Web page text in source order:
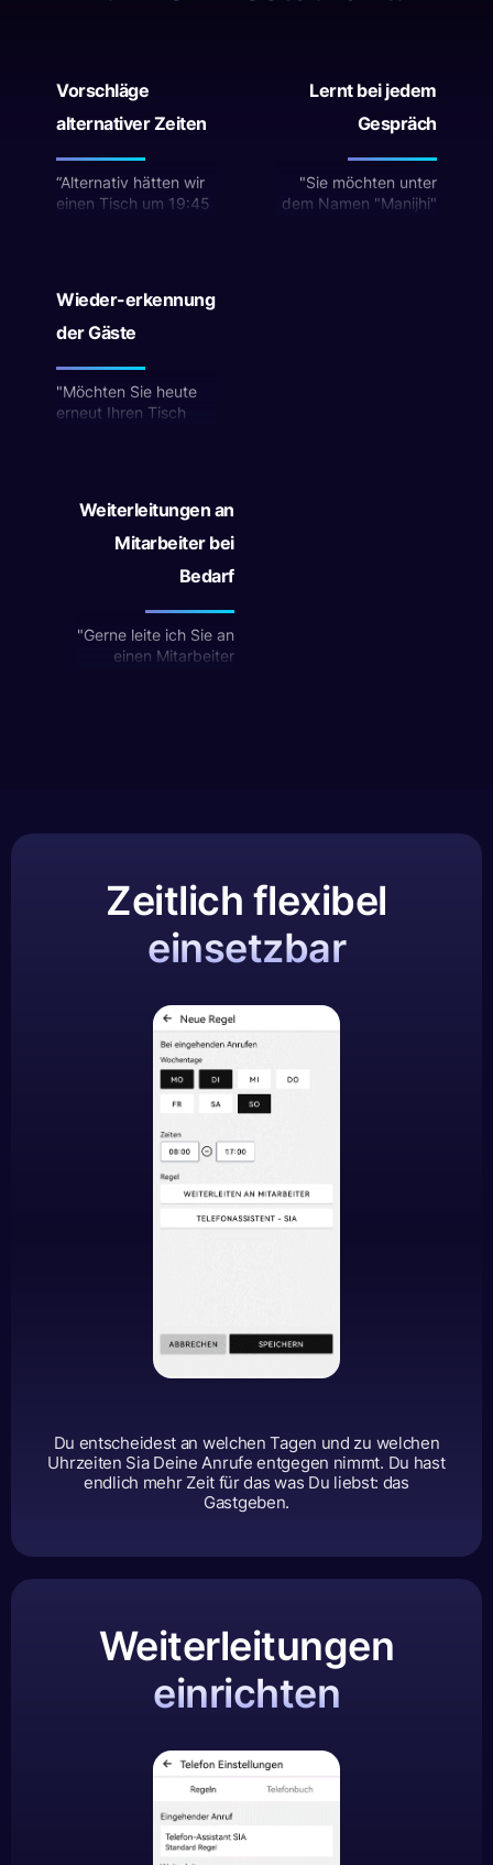
Vorschläge
alternativer Zeiten
“Alternativ hätten wir
einen Tisch um 19:45
Wieder-erkennung
der Gäste
"Möchten Sie heute
erneut Ihren Tisch
Weiterleitungen an
Mitarbeiter bei
Bedarf
"Gerne leite ich Sie an
einen Mitarbeiter
Lernt bei jedem
Gespräch
"Sie möchten unter
dem Namen "Manijhi"
Zeitlich flexibel
einsetzbar
Du entscheidest an welchen Tagen und zu welchen
Uhrzeiten Sia Deine Anrufe entgegen nimmt. Du hast
endlich mehr Zeit für das was Du liebst: das
Gastgeben.
Weiterleitungen
einrichten